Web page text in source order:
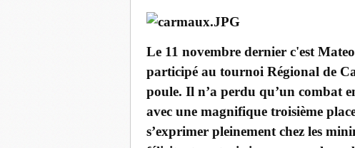
Le 11 novembre dernier c'est
participé au tournoi Régional de
poule. Il n’a perdu qu’un combat
avec une magnifique troisième
s’exprimer pleinement chez les